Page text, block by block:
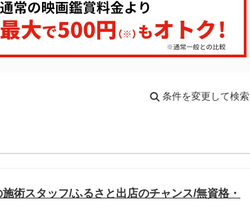
条件を変更して検索
術スタッフ/ふるさと出店のチャンス/無資格・